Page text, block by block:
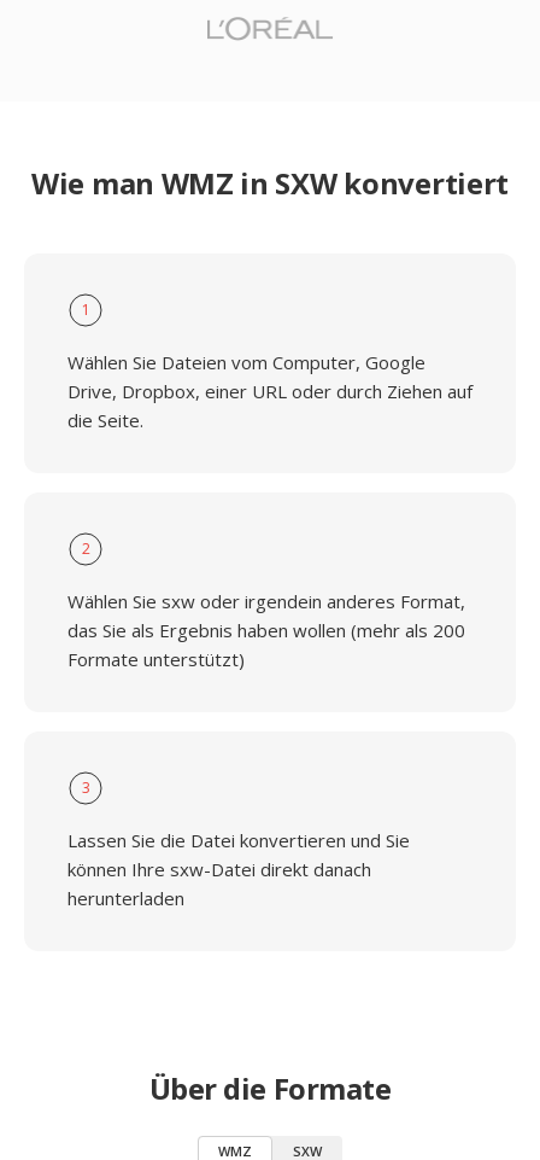
Wie man WMZ in SXW konvertiert
1
Wählen Sie Dateien vom Computer, Google
Drive, Dropbox, einer URL oder durch Ziehen auf
die Seite.
2
Wählen Sie sxw oder irgendein anderes Format,
das Sie als Ergebnis haben wollen (mehr als 200
Formate unterstützt)
3
Lassen Sie die Datei konvertieren und Sie
können Ihre sxw-Datei direkt danach
herunterladen
Über die Formate
WMZ SXW